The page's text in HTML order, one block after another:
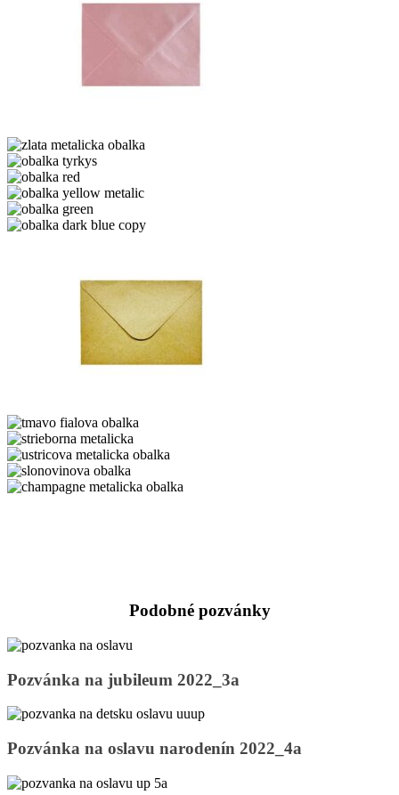
perletova
metalicka
obalka
zlata
metalicka
obalka
obalka
tyrkys
obalka
red
obalka
yellow
obalka
recyklovana
obalka
tmavo
fialova
obalka
strieborna
metalicka
ustricova
metalicka
slonovinova
Podobné pozvánky
Pozvánka
jubileum
2022_3a
Pozvánka na jubileum 2022_3a
Pozvánka
oslavu
Pozvánka na oslavu narodenín 2022_4a